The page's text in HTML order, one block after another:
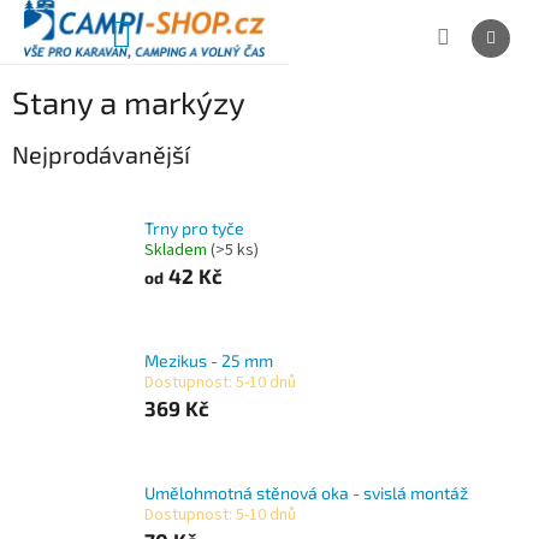
Přejít
obsah
NÁKUPNÍ
Stany a markýzy
Nejprodávanější
Trny pro tyče
Skladem (>5 ks)
od 42 Kč
Mezikus - 25 mm
Dostupnost: 5-10 dnů
369 Kč
Umělohmotná stěnová oka - svislá montáž
Dostupnost: 5-10 dnů